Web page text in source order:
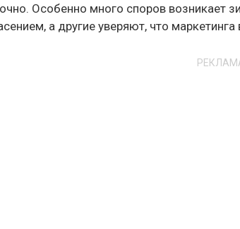
Особенно много споров возникает
а другие уверяют, что